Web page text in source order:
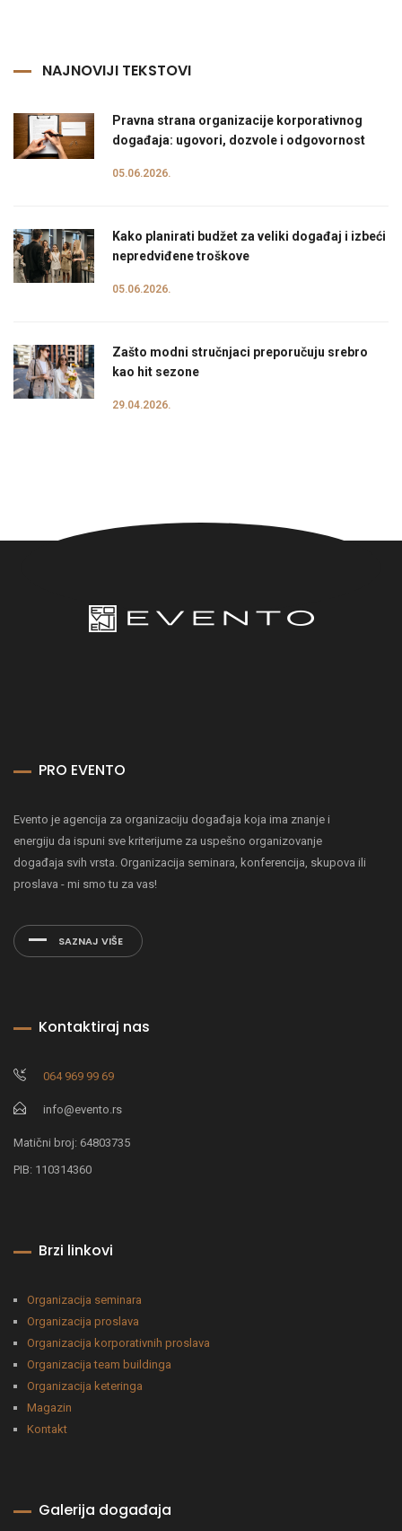
NAJNOVIJI TEKSTOVI
Pravna strana organizacije korporativnog
događaja: ugovori, dozvole i odgovornost
05.06.2026.
Kako planirati budžet za veliki događaj i izbeći
nepredviđene troškove
05.06.2026.
Zašto modni stručnjaci preporučuju srebro
kao hit sezone
29.04.2026.
PRO EVENTO
Evento je agencija za organizaciju događaja koja ima znanje i
energiju da ispuni sve kriterijume za uspešno organizovanje
događaja svih vrsta. Organizacija seminara, konferencija, skupova ili
proslava - mi smo tu za vas!
SAZNAJ VIŠE
Kontaktiraj nas
064 969 99 69
info@evento.rs
Matični broj: 64803735
PIB: 110314360
Brzi linkovi
Organizacija seminara
Organizacija proslava
Organizacija korporativnih proslava
Organizacija team buildinga
Organizacija keteringa
Magazin
Kontakt
Galerija događaja